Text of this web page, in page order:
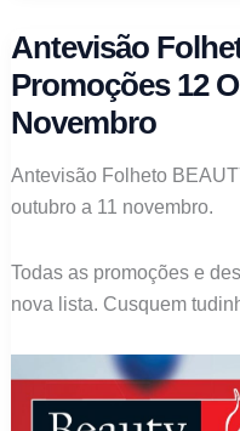
Antevisão
Promoções 12
Novembro
Antevisão Folheto
outubro a 11 novembro.
Todas as promoções e
nova lista. Cusquem